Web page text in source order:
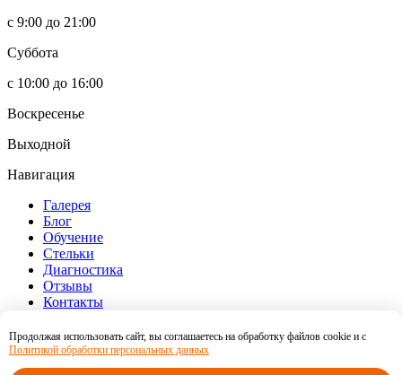
с 9:00 до 21:00
Суббота
с 10:00 до 16:00
Воскресенье
Выходной
Навигация
Галерея
Блог
Обучение
Стельки
Диагностика
Отзывы
Контакты
Информация
Оферта Согласие на обработку персональных данных
Политика конфиденциальности
Продолжая использовать сайт, вы соглашаетесь на обработку файлов cookie и c
Политикой обработки персональных данных